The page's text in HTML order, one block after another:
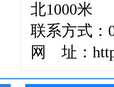
北1000米
联系方式：
网 址：